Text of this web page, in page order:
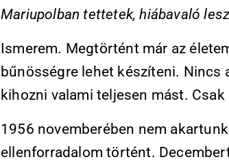
Mariupolban tettetek, hiábavaló
Ismerem. Megtörtént már az
bűnösségre lehet készíteni. Nincs
kihozni valami teljesen mást.
1956 novemberében nem
ellenforradalom történt.